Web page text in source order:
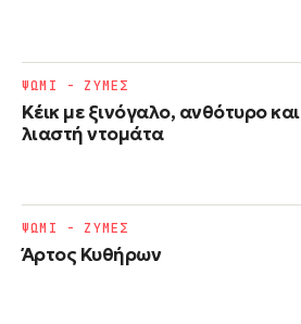
Κέικ με ξινόγαλο, ανθότυρο και
λιαστή ντομάτα
ΨΩΜΙ - ΖΥΜΕΣ
Άρτος Κυθήρων
ΨΩΜΙ - ΖΥΜΕΣ